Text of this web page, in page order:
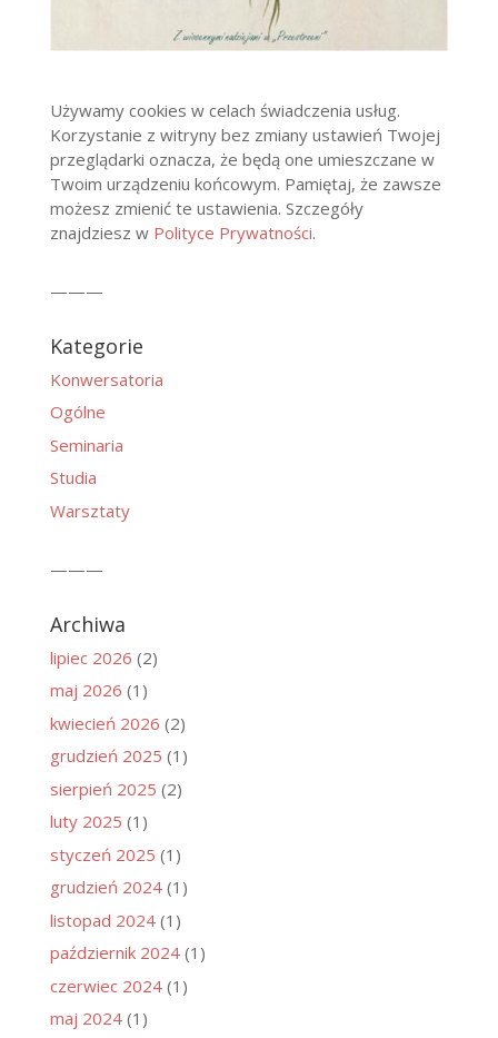
Używamy cookies w celach świadczenia usług.
Korzystanie z witryny bez zmiany ustawień Twojej
przeglądarki oznacza, że będą one umieszczane w
Twoim urządzeniu końcowym. Pamiętaj, że zawsze
możesz zmienić te ustawienia. Szczegóły
znajdziesz w Polityce Prywatności.
———
Kategorie
Konwersatoria
Ogólne
Seminaria
Studia
Warsztaty
———
Archiwa
lipiec 2026 (2)
maj 2026 (1)
kwiecień 2026 (2)
grudzień 2025 (1)
sierpień 2025 (2)
luty 2025 (1)
styczeń 2025 (1)
grudzień 2024(1)
listopad 2024(1)
październik 2024(1)
czerwiec 2024(1)
maj 2024(1)